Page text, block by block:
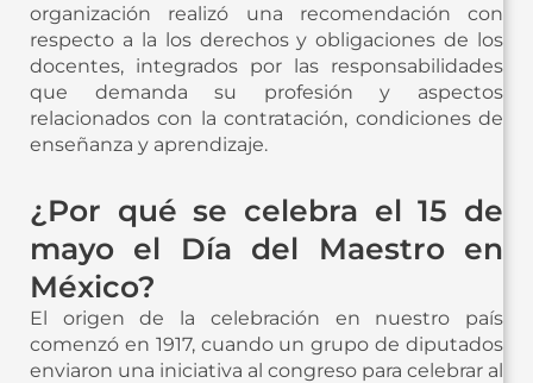
organización realizó una recomendación con
respecto a la los derechos y obligaciones de los
docentes, integrados por las responsabilidades
que demanda su profesión y aspectos
relacionados con la contratación, condiciones de
enseñanza y aprendizaje.
¿Por qué se celebra el 15 de
mayo el Día del Maestro en
México?
El origen de la celebración en nuestro país
comenzó en 1917, cuando un grupo de diputados
enviaron una iniciativa al congreso para celebrar al